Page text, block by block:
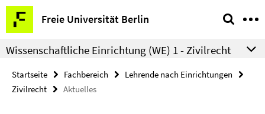
Springe
direkt
zu
Inhalt
Freie Universität Berlin
Service-
Navigation
Wissenschaftliche Einrichtung (WE) 1 - Zivilrecht
Startseite Fachbereich
Lehrende nach Einrichtungen
Zivilrecht
Aktuelles